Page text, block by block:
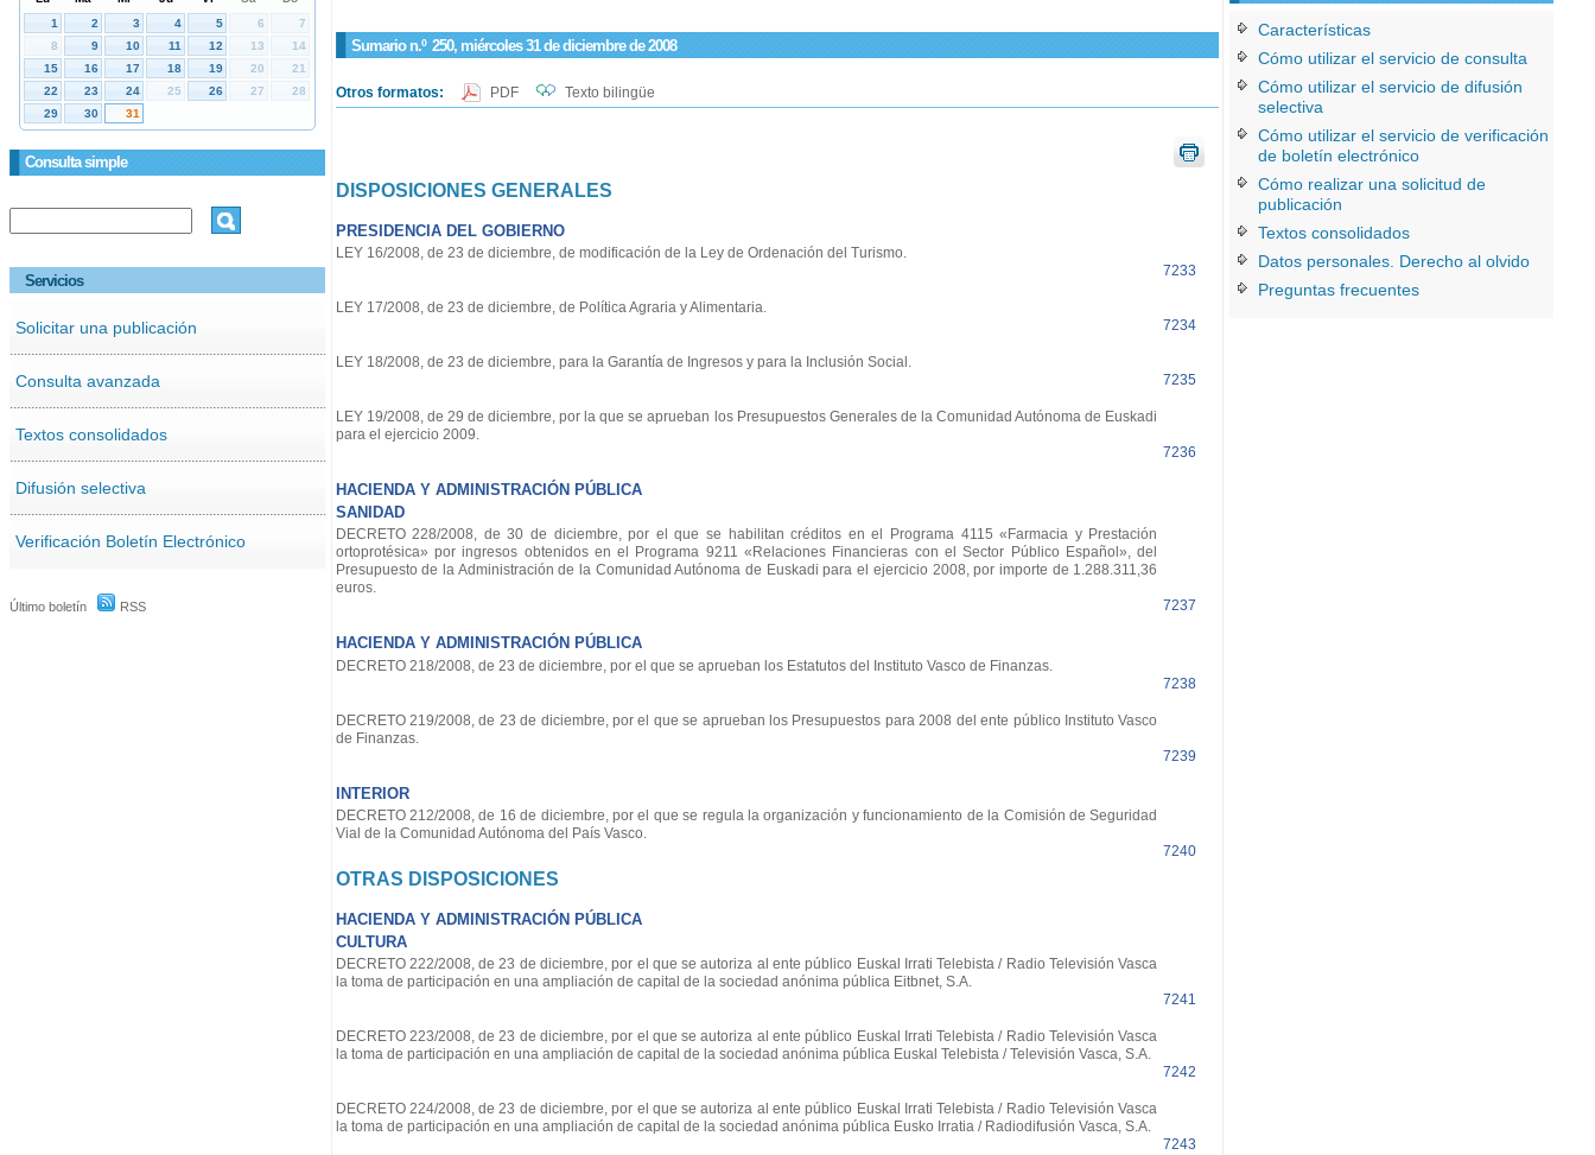
Consulta simple
Servicios
Solicitar una publicación
Consulta avanzada
Textos consolidados
Difusión selectiva
Verificación Boletín Electrónico
Último boletín RSS
Sumario n.º 250, miércoles 31 de diciembre de 2008
Otros formatos: PDF Texto bilingüe
DISPOSICIONES GENERALES
PRESIDENCIA DEL GOBIERNO
LEY 16/2008, de 23 de diciembre, de modificación de la Ley de Ordenación del Turismo.
7233
LEY 17/2008, de 23 de diciembre, de Política Agraria y Alimentaria.
7234
LEY 18/2008, de 23 de diciembre, para la Garantía de Ingresos y para la Inclusión Social.
7235
LEY 19/2008, de 29 de diciembre, por la que se aprueban los Presupuestos Generales de la Comunidad Autónoma de Euskadi
para el ejercicio 2009.
7236
HACIENDA Y ADMINISTRACIÓN PÚBLICA
SANIDAD
DECRETO 228/2008, de 30 de diciembre, por el que se habilitan créditos en el Programa 4115 «Farmacia y Prestación
ortoprotésica» por ingresos obtenidos en el Programa 9211 «Relaciones Financieras con el Sector Público Español», del
Presupuesto de la Administración de la Comunidad Autónoma de Euskadi para el ejercicio 2008, por importe de 1.288.311,36
euros.
7237
HACIENDA Y ADMINISTRACIÓN PÚBLICA
DECRETO 218/2008, de 23 de diciembre, por el que se aprueban los Estatutos del Instituto Vasco de Finanzas.
7238
DECRETO 219/2008, de 23 de diciembre, por el que se aprueban los Presupuestos para 2008 del ente público Instituto Vasco
de Finanzas.
7239
INTERIOR
DECRETO 212/2008, de 16 de diciembre, por el que se regula la organización y funcionamiento de la Comisión de Seguridad
Vial de la Comunidad Autónoma del País Vasco.
7240
OTRAS DISPOSICIONES
HACIENDA Y ADMINISTRACIÓN PÚBLICA
CULTURA
DECRETO 222/2008, de 23 de diciembre, por el que se autoriza al ente público Euskal Irrati Telebista / Radio Televisión Vasca
la toma de participación en una ampliación de capital de la sociedad anónima pública Eitbnet, S.A.
7241
DECRETO 223/2008, de 23 de diciembre, por el que se autoriza al ente público Euskal Irrati Telebista / Radio Televisión Vasca
la toma de participación en una ampliación de capital de la sociedad anónima pública Euskal Telebista / Televisión Vasca, S.A.
7242
DECRETO 224/2008, de 23 de diciembre, por el que se autoriza al ente público Euskal Irrati Telebista / Radio Televisión Vasca
la toma de participación en una ampliación de capital de la sociedad anónima pública Eusko Irratia / Radiodifusión Vasca, S.A.
7243
Características
Cómo utilizar el servicio de consulta
Cómo utilizar el servicio de difusión
selectiva
Cómo utilizar el servicio de verificación
de boletín electrónico
Cómo realizar una solicitud de
publicación
Textos consolidados
Datos personales. Derecho al olvido
Preguntas frecuentes